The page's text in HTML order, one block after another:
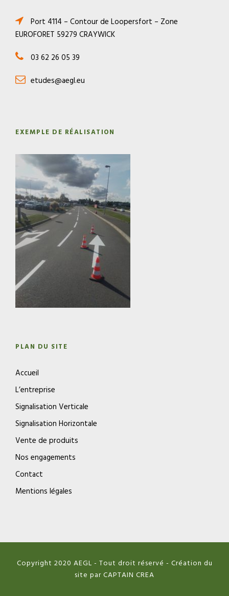
Port 4114 – Contour de Loopersfort – Zone
EUROFORET 59279 CRAYWICK
03 62 26 05 39
etudes@aegl.eu
EXEMPLE DE RÉALISATION
PLAN DU SITE
Accueil
L’entreprise
Signalisation Verticale
Signalisation Horizontale
Vente de produits
Nos engagements
Contact
Mentions légales
Copyright 2020 AEGL - Tout droit réservé - Création du
site par CAPTAIN CREA